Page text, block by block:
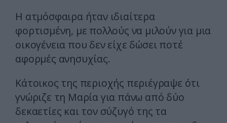
Η ατμόσφαιρα ήταν ιδιαίτερα
φορτισμένη, με πολλούς να μιλούν για μια
οικογένεια που δεν είχε δώσει ποτέ
αφορμές ανησυχίας.
Κάτοικος της περιοχής περιέγραψε ότι
γνώριζε τη Μαρία για πάνω από δύο
δεκαετίες και τον σύζυγό της τα